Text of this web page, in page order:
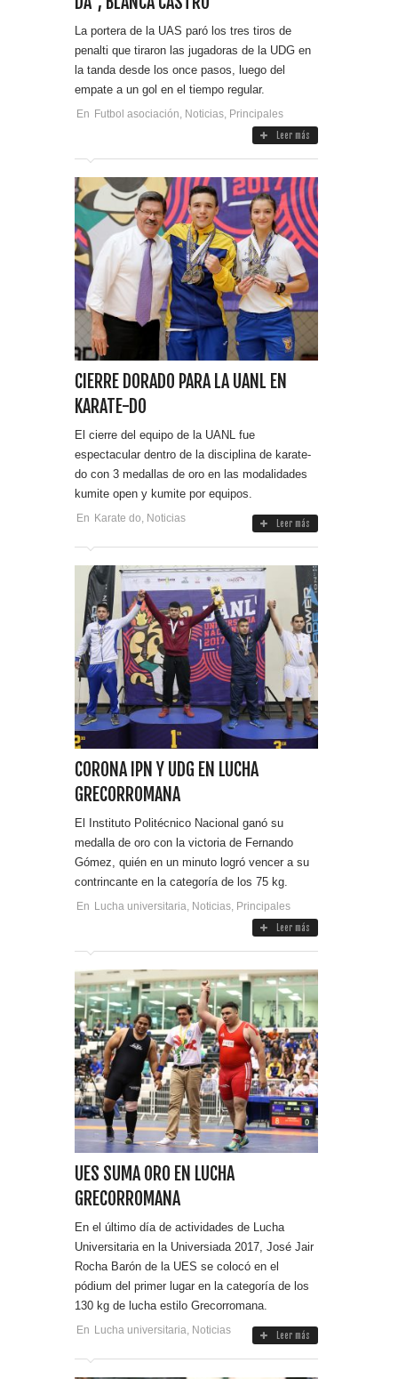
La portera de la UAS paró los tres tiros de
penalti que tiraron las jugadoras de la UDG en
la tanda desde los once pasos, luego del
empate a un gol en el tiempo regular.
En Futbol asociación Noticias Principales
Leer más
CIERRE DORADO PARA LA UANL EN
KARATE-DO
El cierre del equipo de la UANL fue
espectacular dentro de la disciplina de karate-
do con 3 medallas de oro en las modalidades
kumite open y kumite por equipos.
En Karate do Noticias Leer más
CORONA IPN Y UDG EN LUCHA
GRECORROMANA
El Instituto Politécnico Nacional ganó su
medalla de oro con la victoria de Fernando
Gómez, quién en un minuto logró vencer a su
contrincante en la categoría de los 75 kg.
En Lucha universitaria Noticias Principales
Leer más
UES SUMA ORO EN LUCHA
GRECORROMANA
En el último día de actividades de Lucha
Universitaria en la Universiada 2017, José Jair
Rocha Barón de la UES se colocó en el
pódium del primer lugar en la categoría de los
130 kg de lucha estilo Grecorromana.
En Lucha universitaria Noticias Leer más